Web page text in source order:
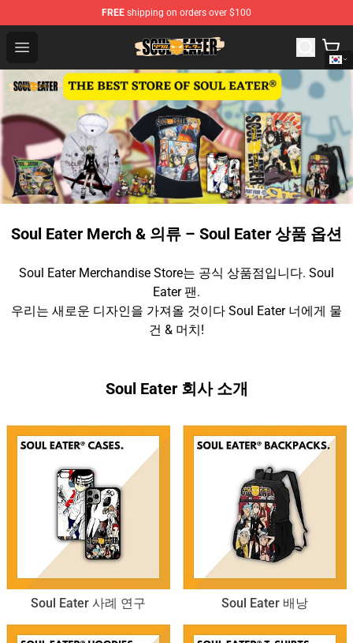
FREE shipping on orders over $100
Open menu
Soul Eater Store - Official Soul Eater Merchandise Shop
Soul Eater Merch & 의류 – Soul Eater 상품 옵션
Soul Eater Merchandise Store는 공식 상품점입니다. Soul
Eater 팬.
우리는 새로운 디자인을 가져올 것이다 Soul Eater 너에게 물
건 & 머치!
Soul Eater 회사 소개
Soul Eater 사례 연구 Soul Eater 배낭